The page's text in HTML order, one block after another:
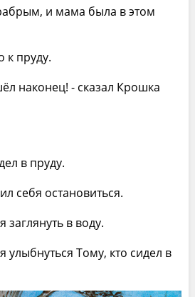
и мама была в этом
к пруду.
наконец! - сказал Крошка
в пруду.
себя остановиться.
заглянуть в воду.
улыбнуться Тому, кто сидел в